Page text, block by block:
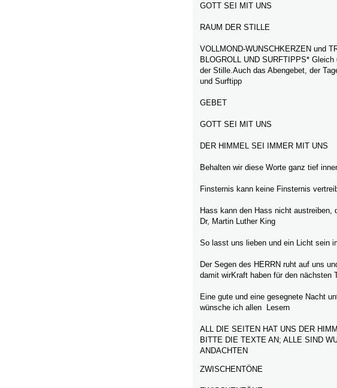
GOTT SEI MIT UNS
RAUM DER STILLE
VOLLMOND-WUNSCHKERZEN und
BLOGROLL UND SURFTIPPS*
der Stille.Auch das Abengebet, der
und Surftipp
GEBET
GOTT SEI MIT UNS
DER HIMMEL SEI IMMER MIT UNS
Behalten wir diese Worte ganz tief
Finsternis kann keine Finsternis
Hass kann den Hass nicht austreiben,
Dr, Martin Luther King
So lasst uns lieben und ein Licht sein
Der Segen des HERRN ruht auf uns
damit wirKraft haben für den nächsten
Eine gute und eine gesegnete Nacht
wünsche ich allen Lesern
ALL DIE SEITEN HAT UNS DER
BITTE DIE TEXTE AN; ALLE SIND
ANDACHTEN
ZWISCHENTÖNE